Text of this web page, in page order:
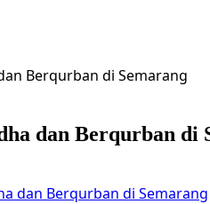
Berqurban di Semarang
dan Berqurban di
dan Berqurban di Semarang